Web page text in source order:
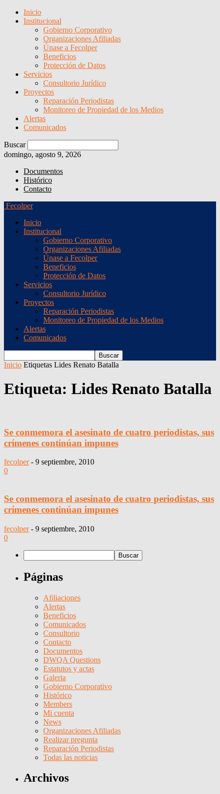
Inicio
Institucional
Gobierno Corporativo
Organizaciones Afiliadas
Únase a Fecolper
Beneficios
Protección de Datos
Servicios
Consultorio Jurídico
Proyectos
Reparación Periodistas
Monitoreo de Propiedad de los Medios
Alertas
Comunicados
Buscar
domingo, agosto 9, 2026
Documentos
Histórico
Contacto
Fecolper
Inicio
Institucional
Gobierno Corporativo
Organizaciones Afiliadas
Únase a Fecolper
Beneficios
Protección de Datos
Servicios
Consultorio Jurídico
Proyectos
Reparación Periodistas
Monitoreo de Propiedad de los Medios
Alertas
Comunicados
Inicio Etiquetas Lides Renato Batalla
Etiqueta: Lides Renato Batalla
Se conmemora el asesinato de cuatro periodistas, sus
crímenes continúan impunes
fecolper - 9 septiembre, 2010
0
Se conmemora el asesinato de cuatro periodistas, sus
crímenes continúan impunes
fecolper - 9 septiembre, 2010
0
Páginas
Afiliaciones
Alertas
Beneficios
Comunicados
Consultorio
Contacto
Documentos
DWQA Questions
Estatutos y actas
Galeria
Gobierno Corporativo
Histórico
Members
Mi cuenta
News
Organizaciones Afiliadas
Realizar pregunta
Reparación Periodistas
Todas las noticias
Archivos